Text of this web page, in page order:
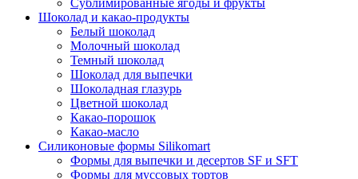
Шоколад и какао-продукты
Белый шоколад
Молочный шоколад
Темный шоколад
Шоколад для выпечки
Шоколадная глазурь
Цветной шоколад
Какао-порошок
Какао-масло
Силиконовые формы Silikomart
Формы для выпечки и десертов SF и SFT
Формы для муссовых тортов